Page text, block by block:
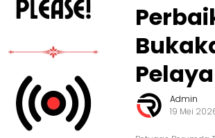
Admin
19 Mei